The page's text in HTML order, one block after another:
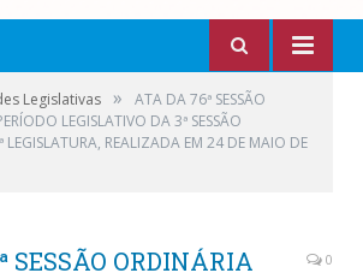
Legislativas »
ATA DA 76ª SESSÃO
LEGISLATIVO DA 3ª SESSÃO
LEGISLATURA, REALIZADA EM 24 DE MAIO DE
SESSÃO ORDINÁRIA
0